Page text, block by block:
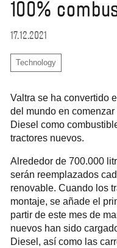
100%
17.12.2021
Technology
Valtra se ha convertido
del mundo en
Diesel como
tractores nuevos.
Alrededor de 700.000
serán reemplazados
renovable. Cuando los
montaje, se añade el
partir de este mes de
nuevos han sido
Diesel, así como las